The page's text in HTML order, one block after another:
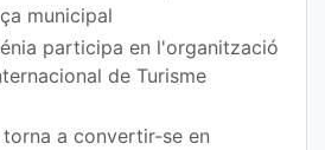
municipal
participa en l'organització
de Turisme
torna a convertir-se en